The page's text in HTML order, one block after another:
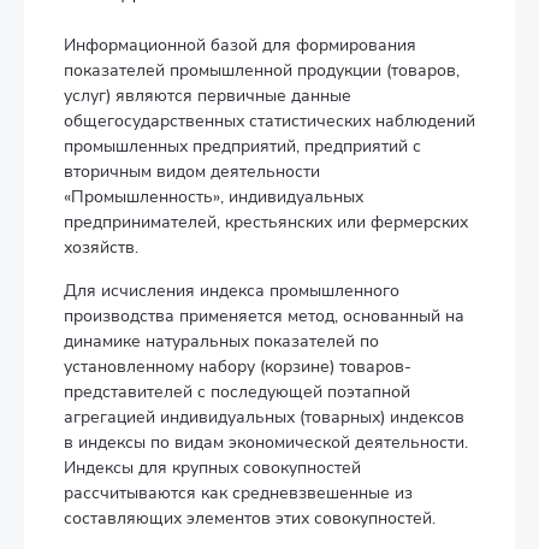
Информационной базой для формирования
показателей промышленной продукции (товаров,
услуг) являются первичные данные
общегосударственных статистических наблюдений
промышленных предприятий, предприятий с
вторичным видом деятельности
«Промышленность», индивидуальных
предпринимателей, крестьянских или фермерских
хозяйств.
Для исчисления индекса промышленного
производства применяется метод, основанный на
динамике натуральных показателей по
установленному набору (корзине) товаров-
представителей с последующей поэтапной
агрегацией индивидуальных (товарных) индексов
в индексы по видам экономической деятельности.
Индексы для крупных совокупностей
рассчитываются как средневзвешенные из
составляющих элементов этих совокупностей.